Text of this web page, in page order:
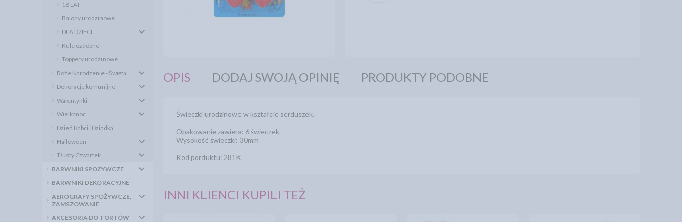
18 LAT
Balony urodzinowe
DLA DZIECI
Kule ozdobne
Toppery urodzinowe
Boże Narodzenie - Święta
Dekoracje komunijne
Walentynki
Wielkanoc
Dzień Babci i Dziadka
Halloween
Tłusty Czwartek
BARWNIKI SPOŻYWCZE
BARWNIKI DEKORACYJNE
AEROGRAFY SPOŻYWCZE,
ZAMSZOWANIE
AKCESORIA DO TORTÓW
OPIS DODAJ SWOJĄ OPINIĘ PRODUKTY PODOBNE
Świeczki urodzinowe w kształcie serduszek.
Opakowanie zawiera: 6 świeczek.
Wysokość świeczki: 30mm
Kod porduktu: 281K
INNI KLIENCI KUPILI TEŻ